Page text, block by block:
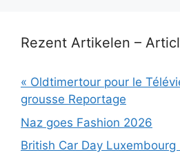
Rezent Artikelen –
« Oldtimertour pour le
grousse Reportage
Naz goes Fashion 2026
British Car Day Luxembourg